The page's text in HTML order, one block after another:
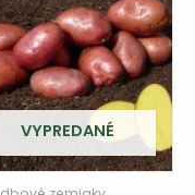
na
VYPREDANÉ